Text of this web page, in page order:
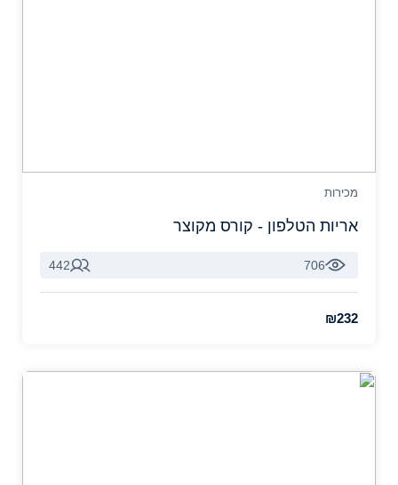
מכירות
אריות הטלפון - קורס מקוצר
706
442
₪232